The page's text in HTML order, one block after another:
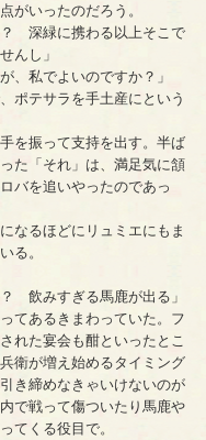
がいったのだろう。
？ 深緑に携わる以上そこで
んし」
、私でよいのですか？」
ポテサラを手土産にという
を振って支持を出す。半ば
た「それ」は、満足気に頷
バを追いやったのであっ
なるほどにリュミエにもま
る。
飲みすぎる馬鹿が出る」
てあるきまわっていた。フ
れた宴会も酣といったとこ
衛が増え始めるタイミング
き締めなきゃいけないのが
で戦って傷ついたり馬鹿や
てくる役目で。